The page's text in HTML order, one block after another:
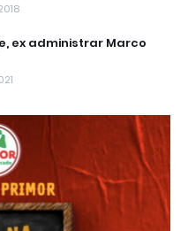
ex administrar Marco